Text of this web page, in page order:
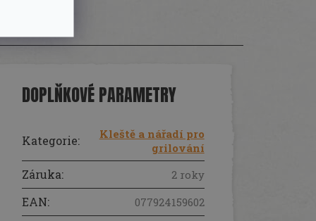
DOPLŇKOVÉ PARAMETRY
Kategorie:
Kleště a nářadí pro
grilování
Záruka: 2 roky
EAN: 077924159602